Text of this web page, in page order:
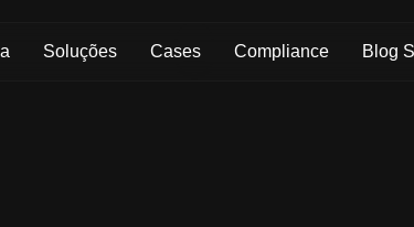
Soluções Cases Compliance Blog